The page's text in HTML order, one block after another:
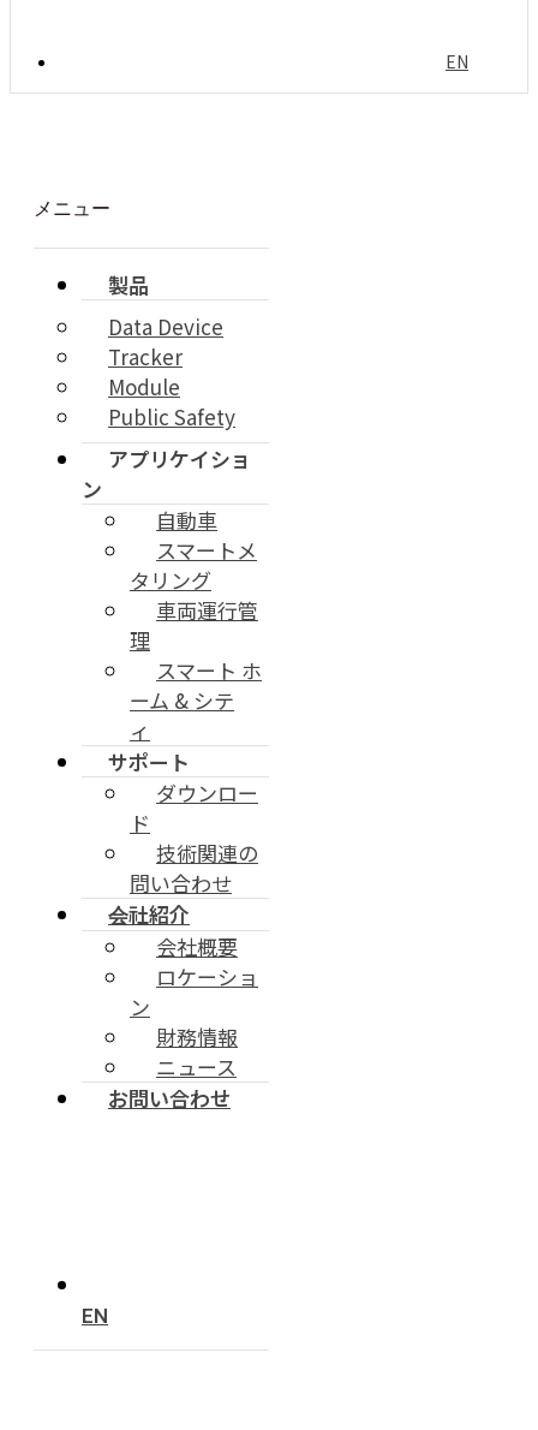
EN
メニュー
製品
Data Device
Tracker
Module
Public Safety
アプリケイショ
ン
自動車
スマートメ
タリング
車両運行管
理
スマート ホ
ーム & シテ
ィ
サポート
ダウンロー
ド
技術関連の
問い合わせ
会社紹介
会社概要
ロケーショ
ン
財務情報
ニュース
お問い合わせ
EN